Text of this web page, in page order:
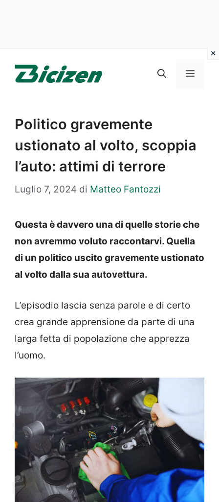
Menu
Politico gravemente
ustionato al volto, scoppia
l’auto: attimi di terrore
Luglio 7, 2024 di Matteo Fantozzi
Questa è davvero una di quelle storie che
non avremmo voluto raccontarvi. Quella
di un politico uscito gravemente ustionato
al volto dalla sua autovettura.
L’episodio lascia senza parole e di certo
crea grande apprensione da parte di una
larga fetta di popolazione che apprezza
l’uomo.